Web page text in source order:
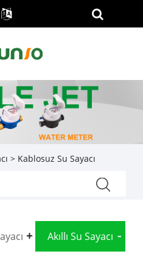
> Kablosuz Su Sayacı
Akıllı Su Sayacı